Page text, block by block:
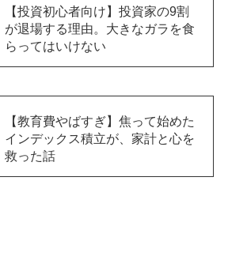
【投資初心者向け】投資家の9割
が退場する理由。大きなガラを食
らってはいけない
【教育費やばすぎ】焦って始めた
インデックス積立が、家計と心を
救った話